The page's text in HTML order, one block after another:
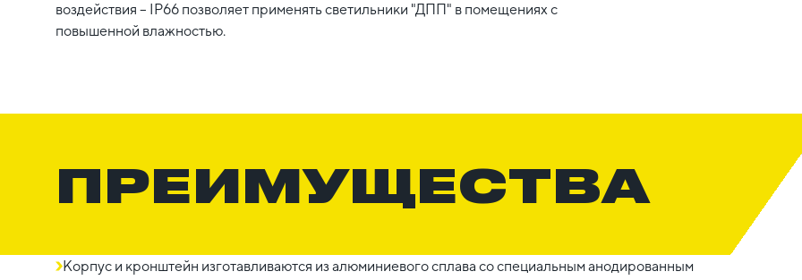
воздействия – IP66 позволяет применять светильники "ДПП" в помещениях с
повышенной влажностью.
ПРЕИМУЩЕСТВА
Корпус и кронштейн изготавливаются из алюминиевого сплава со специальным анодированным